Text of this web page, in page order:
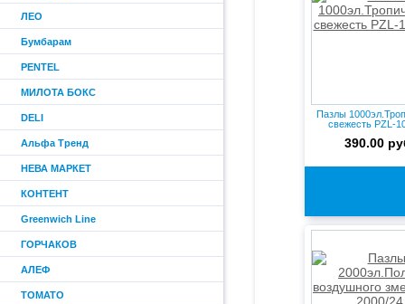
ЛЕО
Бумбарам
PENTEL
МИЛОТА БОКС
DELI
Альфа Тренд
НЕВА МАРКЕТ
КОНТЕНТ
Greenwich Line
ГОРЧАКОВ
АЛЕФ
ТОМАТО
Пазлы
свежесть PZL-
390.00